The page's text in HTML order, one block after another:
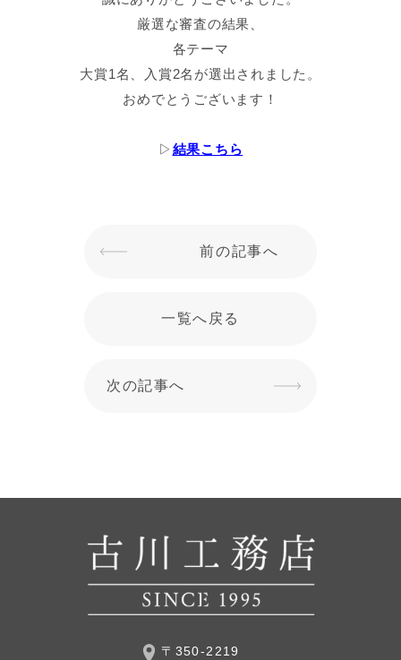
厳選な審査の結果、
各テーマ
大賞1名、入賞2名が選出されました。
おめでとうございます！
▷ 結果こちら
前の記事へ
一覧へ戻る
次の記事へ
〒350-2219